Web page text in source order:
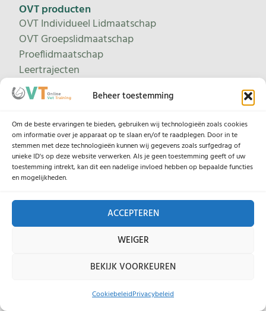
Beheer toestemming
Om de beste ervaringen te bieden, gebruiken wij technologieën zoals cookies
om informatie over je apparaat op te slaan en/of te raadplegen. Door in te
stemmen met deze technologieën kunnen wij gegevens zoals surfgedrag of
unieke ID's op deze website verwerken. Als je geen toestemming geeft of uw
toestemming intrekt, kan dit een nadelige invloed hebben op bepaalde functies
en mogelijkheden.
ACCEPTEREN
WEIGER
BEKIJK VOORKEUREN
CookiebeleidPrivacybeleid
OVT producten
OVT Individueel Lidmaatschap
OVT Groepslidmaatschap
Proeflidmaatschap
Leertrajecten
Help
Contacteer ons
Onze lesgevers
Legaal
Algemene Voorwaarden
Privacybeleid